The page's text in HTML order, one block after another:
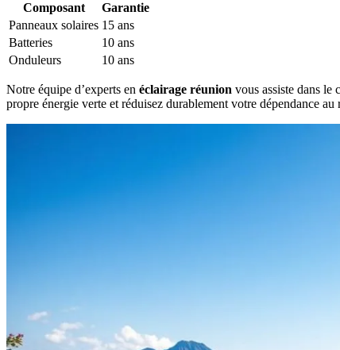
Composant
Garantie
Panneaux solaires 15 ans
Batteries
10 ans
Onduleurs
10 ans
Notre équipe d’experts en éclairage réunion vous assiste dans
propre énergie verte et réduisez durablement votre dépendance au